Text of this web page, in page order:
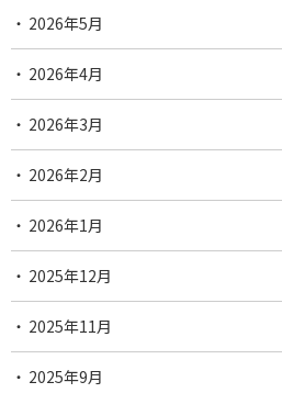
2026年5月
2026年4月
2026年3月
2026年2月
2026年1月
2025年12月
2025年11月
2025年9月